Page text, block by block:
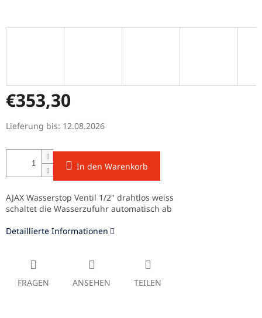
€353,30
Verkaufspreis:
Lieferung bis: 12.08.2026
In den Warenkorb
AJAX Wasserstop Ventil 1/2" drahtlos weiss
schaltet die Wasserzufuhr automatisch ab
Detaillierte Informationen
FRAGEN ANSEHEN TEILEN